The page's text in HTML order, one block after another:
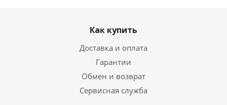
Как купить
Доставка и оплата
Гарантии
Обмен и возврат
Сервисная служба